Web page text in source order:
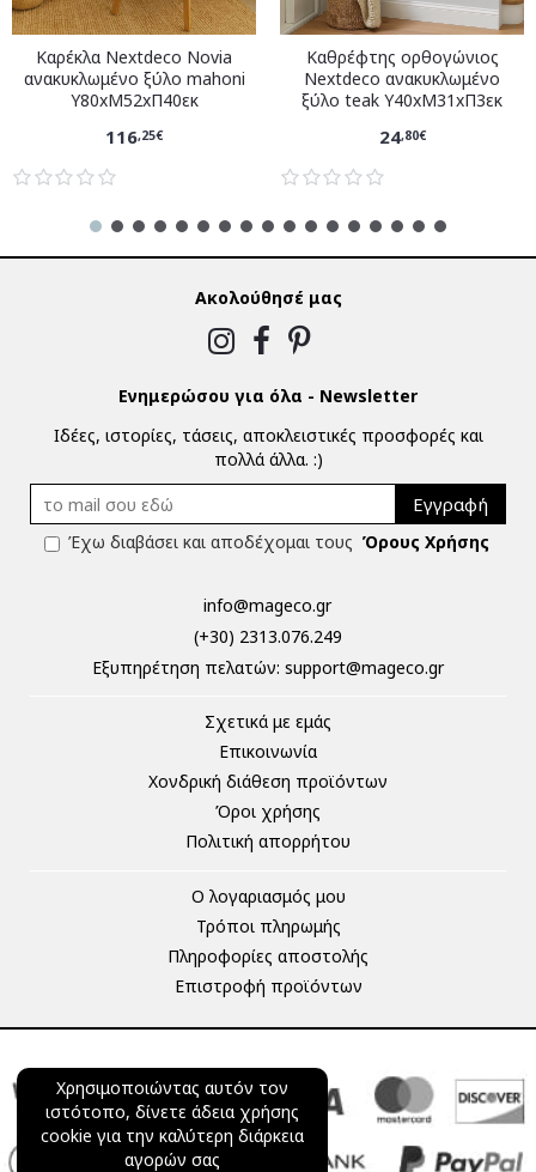
Καρέκλα Nextdeco Novia
ανακυκλωμένο ξύλο mahoni
Υ80xM52xΠ40εκ
116,25€
Καθρέφτης ορθογώνιος
Nextdeco ανακυκλωμένο
ξύλο teak Υ40xM31xΠ3εκ
24,80€
Χρησιμοποιώντας αυτόν τον
ιστότοπο, δίνετε άδεια χρήσης
cookie για την καλύτερη διάρκεια
αγορών σας
Ακολούθησέ μας
Ενημερώσου για όλα - Newsletter
Ιδέες, ιστορίες, τάσεις, αποκλειστικές προσφορές και
πολλά άλλα. :)
Εγγραφή
Έχω διαβάσει και αποδέχομαι τους Όρους Χρήσης
info@mageco.gr
(+30) 2313.076.249
Eξυπηρέτηση πελατών: support@mageco.gr
Σχετικά με εμάς
Επικοινωνία
Χονδρική διάθεση προϊόντων
Όροι χρήσης
Πολιτική απορρήτου
Ο λογαριασμός μου
Τρόποι πληρωμής
Πληροφορίες αποστολής
Επιστροφή προϊόντων